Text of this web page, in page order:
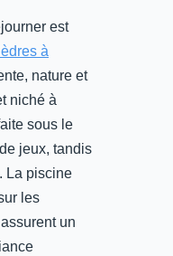
est
à
nature et
niché à
sous le
jeux, tandis
La piscine
les
un